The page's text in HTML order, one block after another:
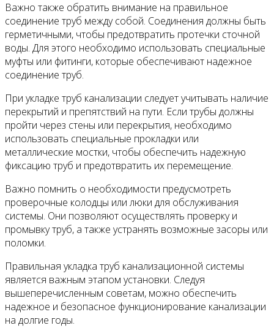
Важно также обратить внимание на правильное
соединение труб между собой. Соединения должны быть
герметичными, чтобы предотвратить протечки сточной
воды. Для этого необходимо использовать специальные
муфты или фитинги, которые обеспечивают надежное
соединение труб.
При укладке труб канализации следует учитывать наличие
перекрытий и препятствий на пути. Если трубы должны
пройти через стены или перекрытия, необходимо
использовать специальные прокладки или
металлические мостки, чтобы обеспечить надежную
фиксацию труб и предотвратить их перемещение.
Важно помнить о необходимости предусмотреть
проверочные колодцы или люки для обслуживания
системы. Они позволяют осуществлять проверку и
промывку труб, а также устранять возможные засоры или
поломки.
Правильная укладка труб канализационной системы
является важным этапом установки. Следуя
вышеперечисленным советам, можно обеспечить
надежное и безопасное функционирование канализации
на долгие годы.